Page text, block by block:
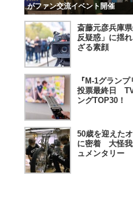
がファン交流イベント開催
斎藤元彦兵庫
反疑惑」に揺
ざる素顔
『M-1グラン
投票最終日
ングTOP30！
50歳を迎えた
に密着 大怪我
ュメンタリー